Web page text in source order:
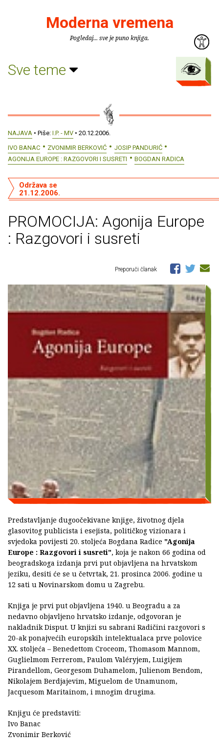
Moderna vremena
Pogledaj... sve je puno knjiga.
Sve teme
NAJAVA • Piše: I.P. - MV • 20.12.2006.
IVO BANAC
ZVONIMIR BERKOVIĆ
JOSIP PANDURIĆ
AGONIJA EUROPE : RAZGOVORI I SUSRETI
BOGDAN RADICA
PROMOCIJA: Agonija Europe
: Razgovori i susreti
Održava se
21.12.2006.
Preporuči članak
Predstavljanje dugoočekivane knjige, životnog djela
glasovitog publicista i esejista, političkog vizionara i
svjedoka povijesti 20. stoljeća Bogdana Radice "Agonija
Europe : Razgovori i susreti", koja je nakon 66 godina od
beogradskoga izdanja prvi put objavljena na hrvatskom
jeziku, desiti će se u četvrtak, 21. prosinca 2006. godine u
12 sati u Novinarskom domu u Zagrebu.
Knjiga je prvi put objavljena 1940. u Beogradu a za
nedavno objavljeno hrvatsko izdanje, odgovoran je
nakladnik Disput. U knjizi su sabrani Radičini razgovori s
20-ak ponajvećih europskih intelektualaca prve polovice
XX. stoljeća – Benedettom Croceom, Thomasom Mannom,
Guglielmom Ferrerom, Paulom Valéryjem, Luigijem
Pirandellom, Georgesom Duhamelom, Julienom Bendom,
Nikolajem Berdjajevim, Miguelom de Unamunom,
Jacquesom Maritainom, i mnogim drugima.
Knjigu će predstaviti:
Ivo Banac
Zvonimir Berković